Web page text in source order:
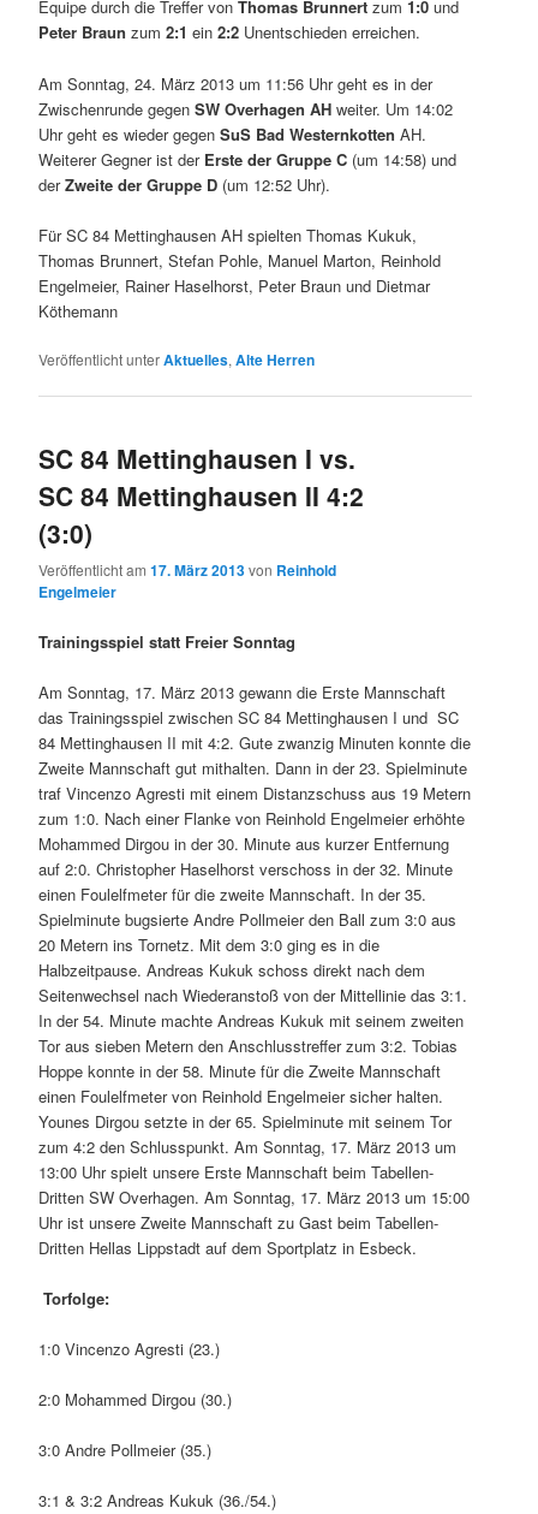
Equipe durch die Treffer vonThomas Brunnert zum1:0 und
Peter Braun zum2:1 ein2:2 Unentschieden erreichen.
Am Sonntag, 24. März 2013 um 11:56 Uhr geht es in der
Zwischenrunde gegen SW Overhagen AH weiter. Um 14:02
Uhr geht es wieder gegenSuS Bad Westernkotten AH.
Weiterer Gegner ist der Erste der Gruppe C (um 14:58) und
derZweite der Gruppe D (um 12:52 Uhr).
Für SC 84 Mettinghausen AH spielten Thomas Kukuk,
Thomas Brunnert, Stefan Pohle, Manuel Marton, Reinhold
Engelmeier, Rainer Haselhorst, Peter Braun und Dietmar
Köthemann
Veröffentlicht unterAktuelles,Alte Herren
SC 84 Mettinghausen I vs.
SC 84 Mettinghausen II 4:2
(3:0)
Veröffentlicht am17. März 2013von Reinhold
Engelmeier
Trainingsspiel statt Freier Sonntag
Am Sonntag, 17. März 2013 gewann die Erste Mannschaft
das Trainingsspiel zwischen SC 84 Mettinghausen I und SC
84 Mettinghausen II mit 4:2. Gute zwanzig Minuten konnte die
Zweite Mannschaft gut mithalten. Dann in der 23. Spielminute
traf Vincenzo Agresti mit einem Distanzschuss aus 19 Metern
zum 1:0. Nach einer Flanke von Reinhold Engelmeier erhöhte
Mohammed Dirgou in der 30. Minute aus kurzer Entfernung
auf 2:0. Christopher Haselhorst verschoss in der 32. Minute
einen Foulelfmeter für die zweite Mannschaft. In der 35.
Spielminute bugsierte Andre Pollmeier den Ball zum 3:0 aus
20 Metern ins Tornetz. Mit dem 3:0 ging es in die
Halbzeitpause. Andreas Kukuk schoss direkt nach dem
Seitenwechsel nach Wiederanstoß von der Mittellinie das 3:1.
In der 54. Minute machte Andreas Kukuk mit seinem zweiten
Tor aus sieben Metern den Anschlusstreffer zum 3:2. Tobias
Hoppe konnte in der 58. Minute für die Zweite Mannschaft
einen Foulelfmeter von Reinhold Engelmeier sicher halten.
Younes Dirgou setzte in der 65. Spielminute mit seinem Tor
zum 4:2 den Schlusspunkt. Am Sonntag, 17. März 2013 um
13:00 Uhr spielt unsere Erste Mannschaft beim Tabellen-
Dritten SW Overhagen. Am Sonntag, 17. März 2013 um 15:00
Uhr ist unsere Zweite Mannschaft zu Gast beim Tabellen-
Dritten Hellas Lippstadt auf dem Sportplatz in Esbeck.
Torfolge:
1:0 Vincenzo Agresti (23.)
2:0 Mohammed Dirgou (30.)
3:0 Andre Pollmeier (35.)
3:1 & 3:2 Andreas Kukuk (36./54.)